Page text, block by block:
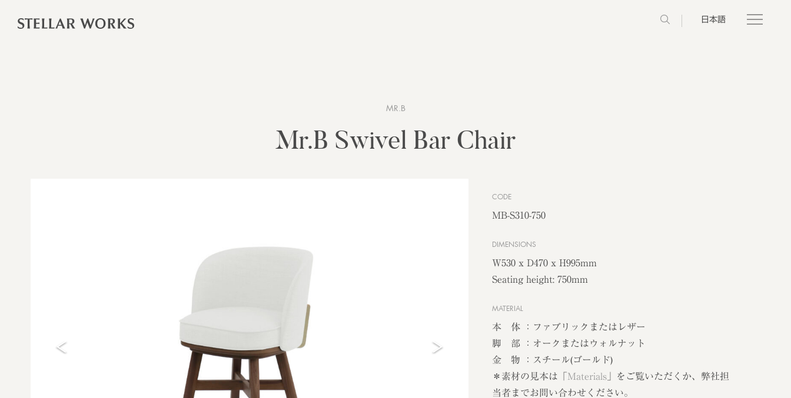
日本語
MR.B
Mr.B Swivel Bar Chair
CODE
MB-S310-750
DIMENSIONS
W530 x D470 x H995mm
Seating height: 750mm
MATERIAL
本 体 ：ファブリックまたはレザー
脚 部 ：オークまたはウォルナット
金 物 ：スチール(ゴールド)
＊素材の見本は「 Materials 」をご覧いただくか、弊社担
当者までお問い合わせください。